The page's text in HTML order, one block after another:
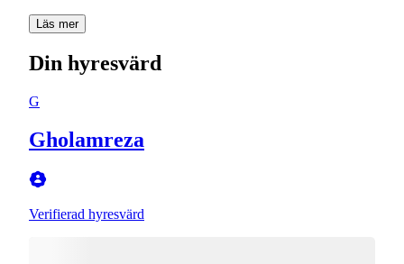
Läs mer
Din hyresvärd
G
Gholamreza
Verifierad hyresvärd